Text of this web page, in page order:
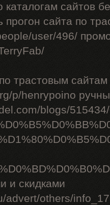
каталогам сайтов
прогон сайта по
user/496/
трастовым сайтам
p/henrypoino
blogs/
и скидками
advert/others/